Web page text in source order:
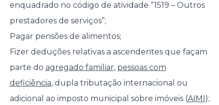
enquadrado no código de atividade “1519 – Outros
prestadores de serviços”;
Pagar pensões de alimentos;
Fizer deduções relativas a ascendentes que façam
parte do agregado familiar, pessoas com
deficiência, dupla tributação internacional ou
adicional ao imposto municipal sobre imóveis (AIMI );